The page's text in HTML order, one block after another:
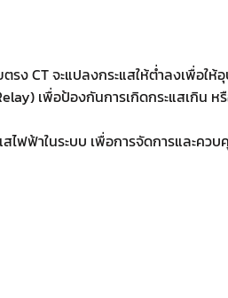
รง CT จะแปลงกระแสให้ต่ำลงเพื่อใ
เพื่อป้องกันการเกิดกระแสเกิน ห
ฟฟ้าในระบบ เพื่อการจัดการและคว